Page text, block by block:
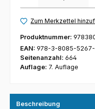
Zum Merkzettel
Produktnummer:
EAN: 978-3-8085-
Seitenanzahl: 664
Auflage: 7. Auflage
Beschreibung